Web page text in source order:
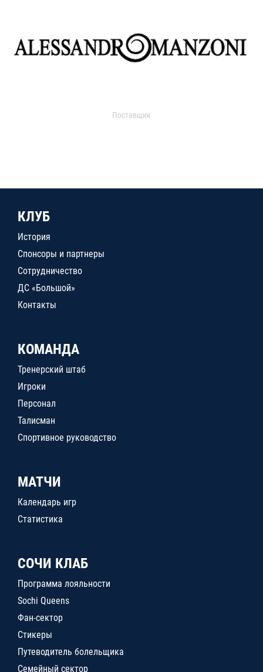
Поставщик
КЛУБ
История
Спонсоры и партнеры
Сотрудничество
ДС «Большой»
Контакты
КОМАНДА
Тренерский штаб
Игроки
Персонал
Талисман
Спортивное руководство
МАТЧИ
Календарь игр
Статистика
СОЧИ КЛАБ
Программа лояльности
Sochi Queens
Фан-сектор
Стикеры
Путеводитель болельщика
Семейный сектор